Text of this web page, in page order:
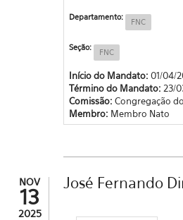
Departamento: FNC
Seção: FNC
Início do Mandato: 01/04/
Término do Mandato: 23/
Comissão: Congregação
Membro: Membro Nato
NOV
13
2025
José Fernando